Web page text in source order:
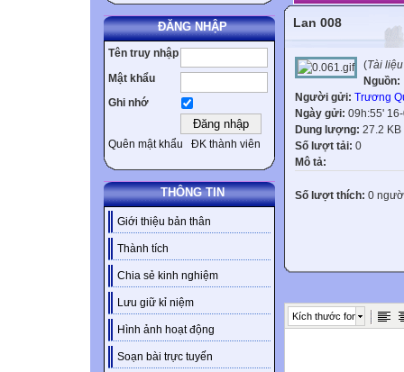
ĐĂNG NHẬP
Tên truy nhập
Mật khẩu
Ghi nhớ
Quên mật khẩu ĐK thành viên
THÔNG TIN
Giới thiệu bản thân
Thành tích
Chia sẻ kinh nghiệm
Lưu giữ kỉ niệm
Hình ảnh hoạt động
Soạn bài trực tuyến
Lan 008
(Tài
Nguồn:
Người gửi: Trương
Ngày gửi: 09h:55'
Dung lượng: 27.2 KB
Số lượt tải: 0
Mô tả:
Số lượt thích: 0
Kích thước font